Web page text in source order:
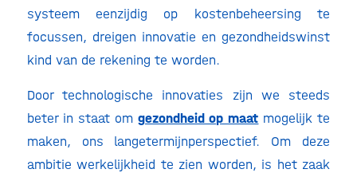
systeem eenzijdig op kostenbeheersing te
focussen, dreigen innovatie en gezondheidswinst
kind van de rekening te worden.
Door technologische innovaties zijn we steeds
beter in staat om gezondheid op maat mogelijk te
maken, ons langetermijnperspectief. Om deze
ambitie werkelijkheid te zien worden, is het zaak